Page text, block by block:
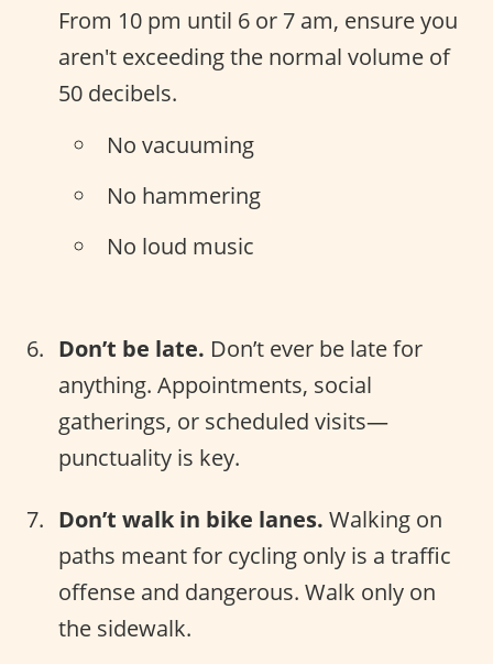
From 10 pm until 6 or 7 am, ensure you
aren't exceeding the normal volume of
50 decibels.
No vacuuming
No hammering
No loud music
Don’t be late. Don’t ever be late for
anything. Appointments, social
gatherings, or scheduled visits—
punctuality is key.
Don’t walk in bike lanes. Walking on
paths meant for cycling only is a traffic
offense and dangerous. Walk only on
the sidewalk.